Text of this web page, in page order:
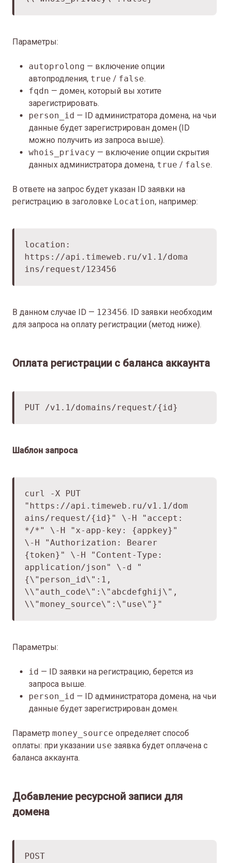
Параметры:
autoprolong — включение опции
автопродления, true / false.
fqdn — домен, который вы хотите
зарегистрировать.
person_id — ID администратора домена, на чьи
данные будет зарегистрирован домен (ID
можно получить из запроса выше).
whois_privacy — включение опции скрытия
данных администратора домена, true / false.
В ответе на запрос будет указан ID заявки на
регистрацию в заголовке Location, например:
location:
https://api.timeweb.ru/v1.1/doma
ins/request/123456
В данном случае ID — 123456. ID заявки необходим
для запроса на оплату регистрации (метод ниже).
Оплата регистрации с баланса аккаунта
PUT /v1.1/domains/request/{id}
Шаблон запроса
curl -X PUT
" https://api.timeweb.ru/v1.1/dom
ains/request/{id}" \ -H "accept:
*/*" \ -H "x-app-key: {appkey}"
\ -H "Authorization: Bearer
{token}" \ -H "Content-Type:
application/json" \ -d "
{\"person_id\":1,
\\"auth_code\":\"abcdefghij\",
\\"money_source\":\"use\"}"
Параметры:
id — ID заявки на регистрацию, берется из
запроса выше.
person_id — ID администратора домена, на чьи
данные будет зарегистрирован домен.
Параметр money_source определяет способ
оплаты: при указании use заявка будет оплачена с
баланса аккаунта.
Добавление ресурсной записи для
домена
POST